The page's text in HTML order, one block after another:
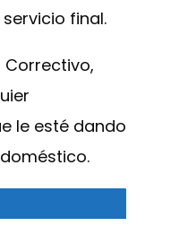
final.
Correctivo,
le esté dando